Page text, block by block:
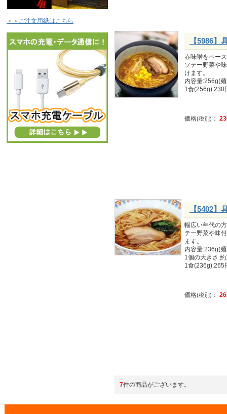
＞＞ご注文用紙はこちら
【5986
赤味噌をベー
ソテー野菜や
けます。
内容量:256g(
1食(256g):230
価格(税別) ：
【5402
幅広い年代の
テー野菜や味
ます。
内容量:236g(
1個の大きさ:
1食(236g):265
価格(税別) ：
7件の商品がございます。